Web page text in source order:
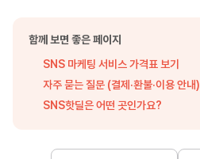
함께 보면 좋은 페이지
SNS 마케팅 서비스 가격표 보기
자주 묻는 질문 (결제·환불·이용 안내)
SNS핫딜은 어떤 곳인가요?